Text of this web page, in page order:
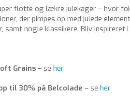
flotte og lækre julekager – hvor
der pimpes op med julede
samt nogle klassikere. Bliv
Grains – se her
til 30% på Belcolade – se her